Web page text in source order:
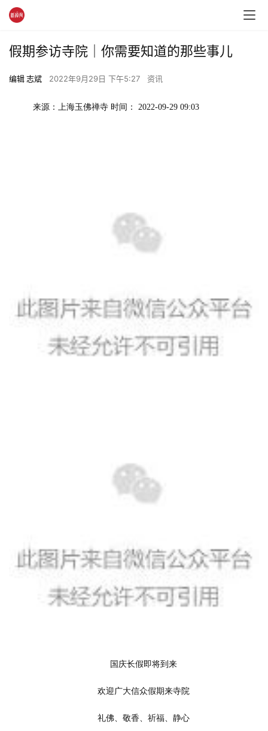
假期参访寺院｜你需要知道的那些事儿
编辑 志斌 2022年9月29日 下午5:27 资讯
来源：上海玉佛禅寺 时间： 2022-09-29 09:03
	国庆长假即将到来
	欢迎广大信众假期来寺院
	礼佛、敬香、祈福、静心